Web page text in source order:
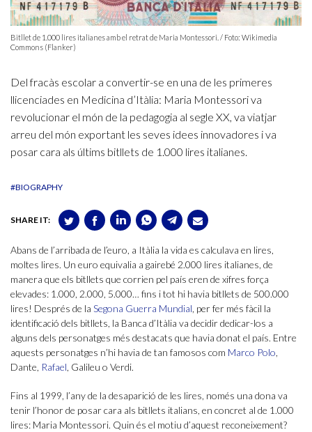
Bitllet de 1.000 lires italianes amb el retrat de Maria Montessori. / Foto: Wikimedia
Commons (Flanker)
Del fracàs escolar a convertir-se en una de les primeres
llicenciades en Medicina d’Itàlia: Maria Montessori va
revolucionar el món de la pedagogia al segle XX, va viatjar
arreu del món exportant les seves idees innovadores i va
posar cara als últims bitllets de 1.000 lires italianes.
#BIOGRAPHY
SHARE IT:
Abans de l’arribada de l’euro, a Itàlia la vida es calculava en lires,
moltes lires. Un euro equivalia a gairebé 2.000 lires italianes, de
manera que els bitllets que corrien pel país eren de xifres força
elevades: 1.000, 2.000, 5.000… fins i tot hi havia bitllets de 500.000
lires! Després de la Segona Guerra Mundial, per fer més fàcil la
identificació dels bitllets, la Banca d’Itàlia va decidir dedicar-los a
alguns dels personatges més destacats que havia donat el país. Entre
aquests personatges n’hi havia de tan famosos com Marco Polo,
Dante, Rafael, Galileu o Verdi.
Fins al 1999, l’any de la desaparició de les lires, només una dona va
tenir l’honor de posar cara als bitllets italians, en concret al de 1.000
lires: Maria Montessori. Quin és el motiu d’aquest reconeixement?